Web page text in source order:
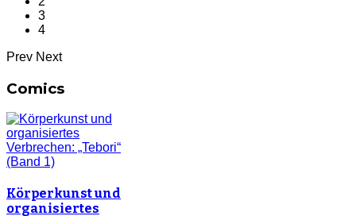
3
4
Prev Next
Comics
Körperkunst und
organisiertes